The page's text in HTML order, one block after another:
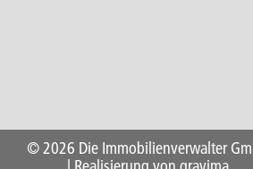
©2026 Die Immobilienverwalter